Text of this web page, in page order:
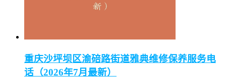
重庆沙坪坝区渝碚路街道雅典维修保养服务电
话（2026年7月最新）